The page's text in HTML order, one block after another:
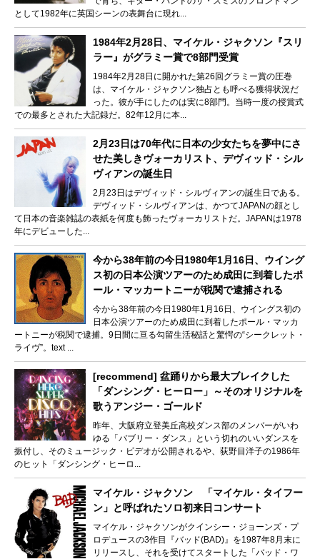
として1982年に英国シーンの表舞台に現れ...
1984年2月28日、マイケル・ジャクソン『スリ
ラー』がグラミー賞で8部門受賞
1984年2月28日に開かれた第26回グラミー賞の圧巻
は、マイケル・ジャクソン独占とも呼べる獲得状況だ
った。彼が手にしたのは実に8部門。当時一度の授賞式
での最多とされた大記録だ。82年12月に本...
2月23日は70年代に日本の少女たちを夢中にさ
せた美しきヴォーカリスト、デヴィッド・シル
ヴィアンの誕生日
2月23日はデヴィッド・シルヴィアンの誕生日である。
デヴィッド・シルヴィアンは、かつてJAPANの顔とし
て日本の音楽雑誌の表紙を何度も飾ったヴォーカリストだ。JAPANは1978
年にデビューした...
今から38年前の今日1980年1月16日、ウイング
ス初の日本公演ツアーのため成田に到着したポ
ール・マッカートニーが税関で逮捕される
今から38年前の今日1980年1月16日、ウイングス初の
日本公演ツアーのため成田に到着したポール・マッカ
ートニーが税関で逮捕。9日間に亘る勾留生活秘話と驚愕の“シークレット・
ライヴ”。text ...
[recommend] 盆踊りから最大ブレイクした
「ダンシング・ヒーロー」～そのオリジナルを
歌うアンジー・ゴールド
昨年、大阪府立登美丘高校ダンス部のメンバーがいわ
ゆる「バブリー・ダンス」という切れのいいダンスを
振付し、そのミュージック・ビデオが公開されるや、荻野目洋子の1986年
のヒット「ダンシング・ヒーロ...
マイケル・ジャクソン 「マイケル・タイフー
ン」と呼ばれたソロ初来日コンサート
マイケル・ジャクソンがクインシー・ジョーンズ・プ
ロデュースの3作目『バッド(BAD)』を1987年8月末に
リリースし、それを受けてスタートした「バッド・ワ